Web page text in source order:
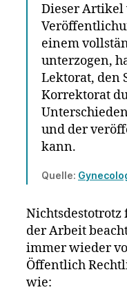
Dieser
einem
unterzogen,
Lektorat, den
Korrektorat
und der
kann.
Quelle:
der Arbeit
immer wieder
Öffentlich
wie: